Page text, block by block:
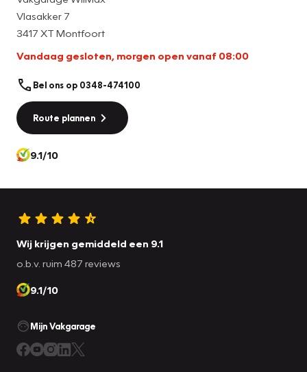
Vlasakker 7
3417 XT Montfoort
Vandaag gesloten, morgen open vanaf 08:00
Bel ons op 0348-474100
Route plannen
9.1/10
Wij krijgen gemiddeld een 9.1
o.b.v. ruim 487 reviews
9.1/10
Mijn Vakgarage